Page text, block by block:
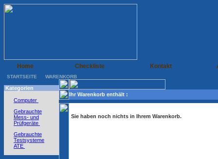
Home Checkliste Kontakt
STARTSEITE WARENKORB
Kategorien
Computer
Gebrauchte
Mess- und
Prüfgeräte
Gebrauchte
Testsysteme
ATE
Ihr Warenkorb enthält :
Sie haben noch nichts in Ihrem Warenkorb.